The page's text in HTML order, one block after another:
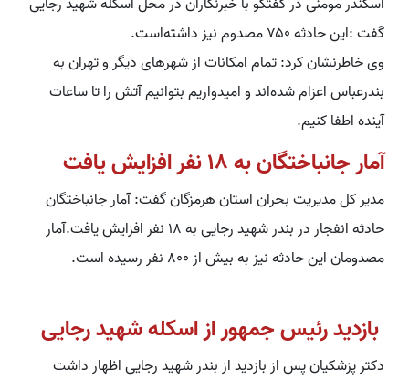
گفت :این حادثه ۷۵۰ مصدوم نیز داشته‌است.
وی خاطرنشان کرد: تمام امکانات از شهرهای دیگر و تهران به
بندرعباس اعزام شده‌اند و امیدواریم بتوانیم آتش را تا ساعات
آینده اطفا کنیم.
آمار جانباختگان به ۱۸ نفر افزایش یافت
مدیر کل مدیریت بحران استان هرمزگان گفت: آمار جانباختگان
حادثه انفجار در بندر شهید رجایی به ۱۸ نفر افزایش یافت.آمار
مصدومان این حادثه نیز به بیش از ۸۰۰ نفر رسیده است.
بازدید رئیس جمهور از اسکله شهید رجایی
دکتر پزشکیان پس از بازدید از بندر شهید رجایی اظهار داشت